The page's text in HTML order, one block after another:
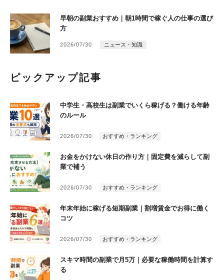
早朝の副業おすすめ｜朝1時間で稼ぐ人の仕事の選び
方
2026/07/30 ニュース・知識
ピックアップ記事
中学生・高校生は副業でいくら稼げる？働ける年齢
のルール
2026/07/30 おすすめ・ランキング
お金をかけない休日の作り方｜固定費を減らして副
業で補う
2026/07/30 おすすめ・ランキング
年末年始に稼げる短期副業｜割増賃金でお得に働く
コツ
2026/07/30 おすすめ・ランキング
スキマ時間の副業で月5万｜必要な稼働時間を計算す
る